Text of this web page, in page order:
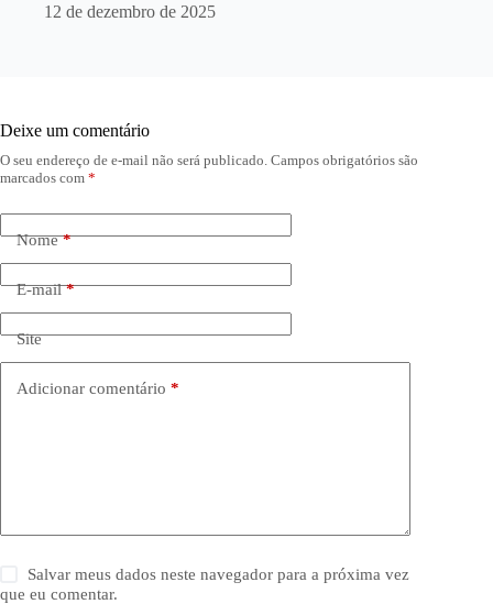
12 de dezembro de 2025
Deixe um comentário
O seu endereço de e-mail não será publicado. Campos obrigatórios são
marcados com *
Nome*
E-mail*
Site
Adicionar comentário *
Salvar meus dados neste navegador para a próxima vez
que eu comentar.